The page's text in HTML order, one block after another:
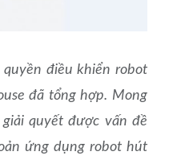
quyền điều khiển robot
đã tổng hợp. Mong
quyết được vấn đề
ứng dụng robot hút